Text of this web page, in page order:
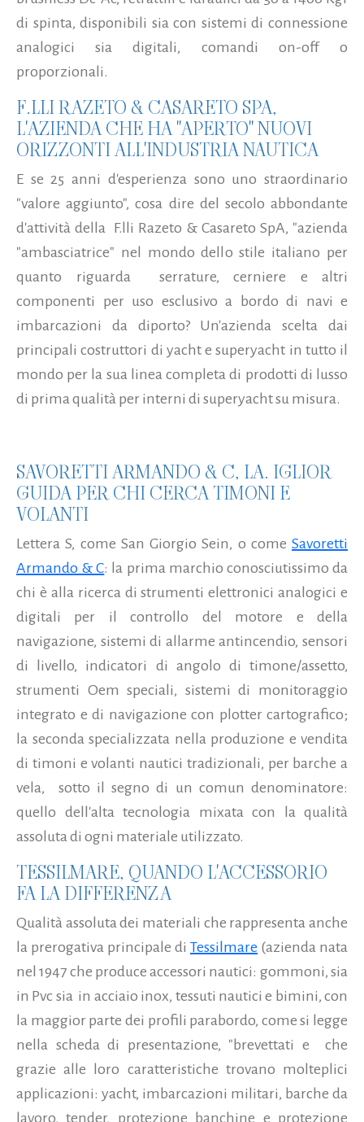
di spinta, disponibili sia con sistemi di connessione
analogici sia digitali, comandi on-off o
proporzionali.
F.LLI RAZETO & CASARETO SPA,
L'AZIENDA CHE HA "APERTO" NUOVI
ORIZZONTI ALL'INDUSTRIA NAUTICA
E se 25 anni d'esperienza sono uno straordinario
"valore aggiunto", cosa dire del secolo abbondante
d'attività della F.lli Razeto & Casareto SpA, "azienda
"ambasciatrice" nel mondo dello stile italiano per
quanto riguarda serrature, cerniere e altri
componenti per uso esclusivo a bordo di navi e
imbarcazioni da diporto? Un'azienda scelta dai
principali costruttori di yacht e superyacht in tutto il
mondo per la sua linea completa di prodotti di lusso
di prima qualità per interni di superyacht su misura.
SAVORETTI ARMANDO & C, LA. IGLIOR
GUIDA PER CHI CERCA TIMONI E
VOLANTI
Lettera S, come San Giorgio Sein, o come Savoretti
Armando & C: la prima marchio conosciutissimo da
chi è alla ricerca di strumenti elettronici analogici e
digitali per il controllo del motore e della
navigazione, sistemi di allarme antincendio, sensori
di livello, indicatori di angolo di timone/assetto,
strumenti Oem speciali, sistemi di monitoraggio
integrato e di navigazione con plotter cartografico;
la seconda specializzata nella produzione e vendita
di timoni e volanti nautici tradizionali, per barche a
vela, sotto il segno di un comun denominatore:
quello dell'alta tecnologia mixata con la qualità
assoluta di ogni materiale utilizzato.
TESSILMARE, QUANDO L'ACCESSORIO
FA LA DIFFERENZA
Qualità assoluta dei materiali che rappresenta anche
la prerogativa principale di Tessilmare (azienda nata
nel 1947 che produce accessori nautici: gommoni, sia
in Pvc sia in acciaio inox, tessuti nautici e bimini, con
la maggior parte dei profili parabordo, come si legge
nella scheda di presentazione, "brevettati e che
grazie alle loro caratteristiche trovano molteplici
applicazioni: yacht, imbarcazioni militari, barche da
lavoro, tender, protezione banchine e protezione